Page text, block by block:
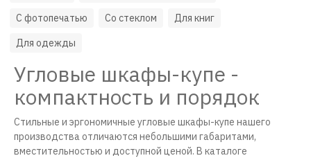
С фотопечатью
Со стеклом
Для книг
Для одежды
Угловые шкафы-купе -
компактность и порядок
Стильные и эргономичные угловые шкафы-купе нашего
производства отличаются небольшими габаритами,
вместительностью и доступной ценой. В каталоге